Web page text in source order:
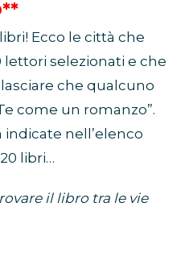
Ecco le città che
lettori selezionati e che
che qualcuno
come un romanzo”.
nell’elenco
libri…
il libro tra le vie